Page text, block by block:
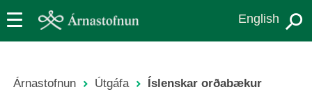
to
English
Leiðsagnarslóð
Árnastofnun Útgáfa Íslenskar orðabækur